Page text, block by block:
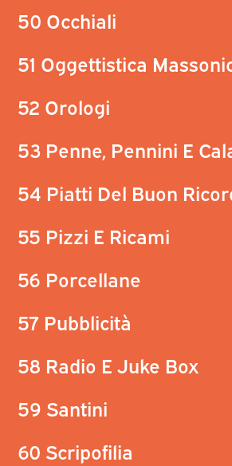
50 Occhiali
51 Oggettistica
52 Orologi
53 Penne, Pennini E
54 Piatti Del Buon
55 Pizzi E Ricami
56 Porcellane
57 Pubblicità
58 Radio E Juke Box
59 Santini
60 Scripofilia